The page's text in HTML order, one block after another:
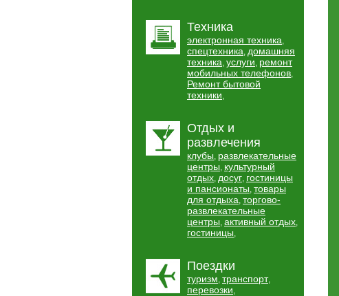
Техника
электронная техника,
спецтехника, домашняя
техника, услуги, ремонт
мобильных телефонов,
Ремонт бытовой
техники,
Отдых и
развлечения
клубы, развлекательные
центры, культурный
отдых, досуг, гостиницы
и пансионаты, товары
для отдыха, торгово-
развлекательные
центры, активный отдых,
гостиницы,
Поездки
туризм, транспорт,
перевозки,